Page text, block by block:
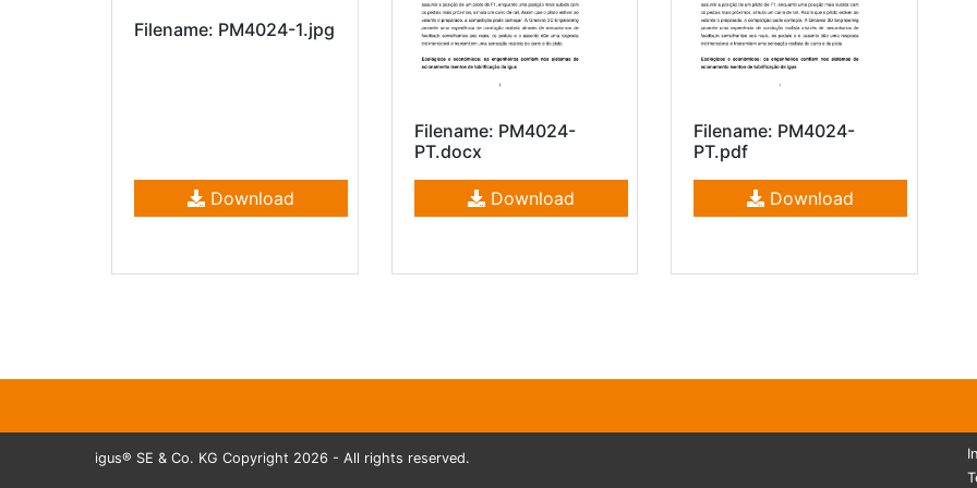
Filename: PM4024-1.jpg
Download
Filename: PM4024-
PT.docx
Download
Filename: PM4024-
PT.pdf
Download
igus® SE & Co. KG Copyright 2026 - All rights reserved.